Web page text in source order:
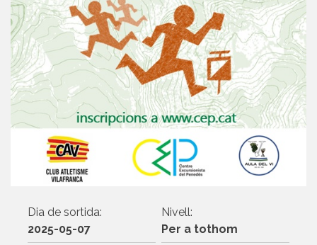
Dia de sortida:
2025-05-07
Nivell:
Per a tothom